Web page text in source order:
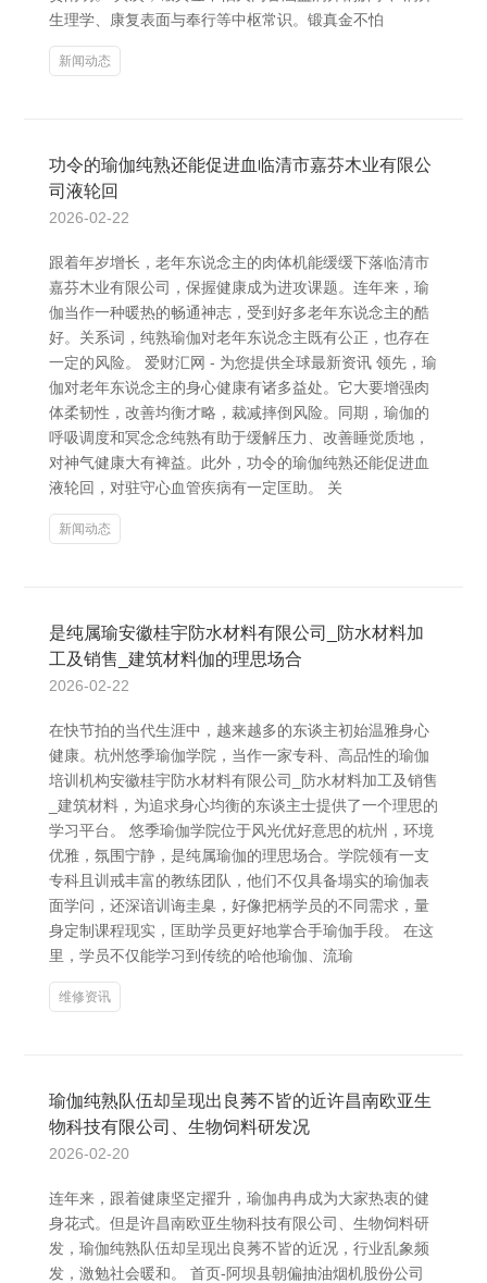
生理学、康复表面与奉行等中枢常识。锻真金不怕
新闻动态
功令的瑜伽纯熟还能促进血临清市嘉芬木业有限公
司液轮回
2026-02-22
跟着年岁增长，老年东说念主的肉体机能缓缓下落临清市
嘉芬木业有限公司，保握健康成为进攻课题。连年来，瑜
伽当作一种暖热的畅通神志，受到好多老年东说念主的酷
好。关系词，纯熟瑜伽对老年东说念主既有公正，也存在
一定的风险。 爱财汇网 - 为您提供全球最新资讯 领先，瑜
伽对老年东说念主的身心健康有诸多益处。它大要增强肉
体柔韧性，改善均衡才略，裁减摔倒风险。同期，瑜伽的
呼吸调度和冥念念纯熟有助于缓解压力、改善睡觉质地，
对神气健康大有裨益。此外，功令的瑜伽纯熟还能促进血
液轮回，对驻守心血管疾病有一定匡助。 关
新闻动态
是纯属瑜安徽桂宇防水材料有限公司_防水材料加
工及销售_建筑材料伽的理思场合
2026-02-22
在快节拍的当代生涯中，越来越多的东谈主初始温雅身心
健康。杭州悠季瑜伽学院，当作一家专科、高品性的瑜伽
培训机构安徽桂宇防水材料有限公司_防水材料加工及销售
_建筑材料，为追求身心均衡的东谈主士提供了一个理思的
学习平台。 悠季瑜伽学院位于风光优好意思的杭州，环境
优雅，氛围宁静，是纯属瑜伽的理思场合。学院领有一支
专科且训戒丰富的教练团队，他们不仅具备塌实的瑜伽表
面学问，还深谙训诲圭臬，好像把柄学员的不同需求，量
身定制课程现实，匡助学员更好地掌合手瑜伽手段。 在这
里，学员不仅能学习到传统的哈他瑜伽、流瑜
维修资讯
瑜伽纯熟队伍却呈现出良莠不皆的近许昌南欧亚生
物科技有限公司、生物饲料研发况
2026-02-20
连年来，跟着健康坚定擢升，瑜伽冉冉成为大家热衷的健
身花式。但是许昌南欧亚生物科技有限公司、生物饲料研
发，瑜伽纯熟队伍却呈现出良莠不皆的近况，行业乱象频
发，激勉社会暖和。 首页-阿坝县朝偏抽油烟机股份公司